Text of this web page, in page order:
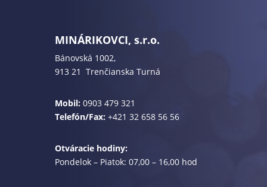
MINÁRIKOVCI, s.r.o.
Bánovská 1002,
913 21 Trenčianska Turná
Mobil:0903 479 321
Telefón/Fax:+421 32 658 56 56
Otváracie hodiny:
Pondelok – Piatok: 07,00 – 16,00 hod